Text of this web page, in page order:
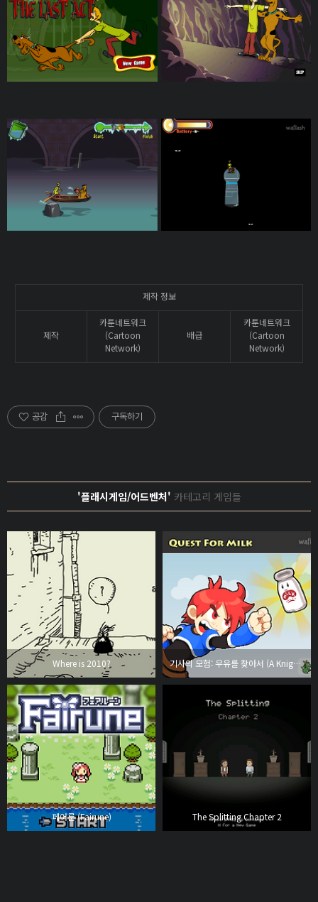
제작 정보
제작
카툰네트워크
(Cartoon
Network)
배급
카툰네트워크
(Cartoon
Network)
공감 구독하기
'플래시게임/어드벤처' 카테고리 게임들
Where is 2010? 기사의 모험: 우유를 찾아서 (A Knight's Quest: Quest For Milk)
페어룬 (Fairune) The Splitting Chapter 2